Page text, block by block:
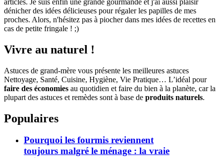
dénicher des idées délicieuses pour régaler les papilles de mes
proches. Alors, n'hésitez pas à piocher dans mes idées de recettes en
cas de petite fringale ! ;)
Vivre au naturel !
Astuces de grand-mère vous présente les meilleures astuces
Nettoyage, Santé, Cuisine, Hygiène, Vie Pratique… L’idéal pour
faire des économies au quotidien et faire du bien à la planète, car la
plupart des astuces et remèdes sont à base de produits naturels.
Populaires
Pourquoi les fourmis reviennent
toujours malgré le ménage : la vraie